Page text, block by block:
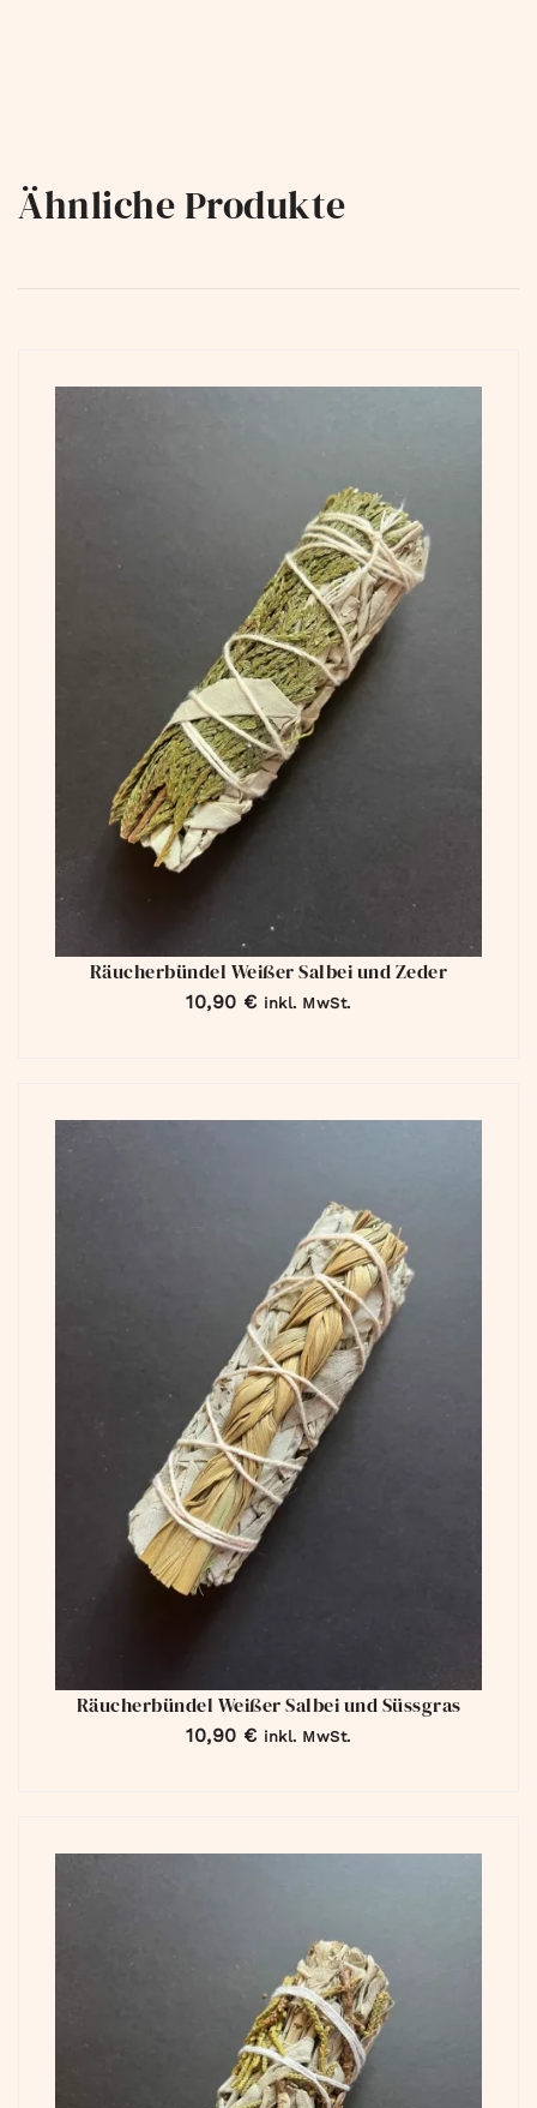
Ähnliche Produkte
Räucherbündel Weißer Salbei und Zeder
10,90 € inkl. MwSt.
Räucherbündel Weißer Salbei und Süssgras
10,90 € inkl. MwSt.